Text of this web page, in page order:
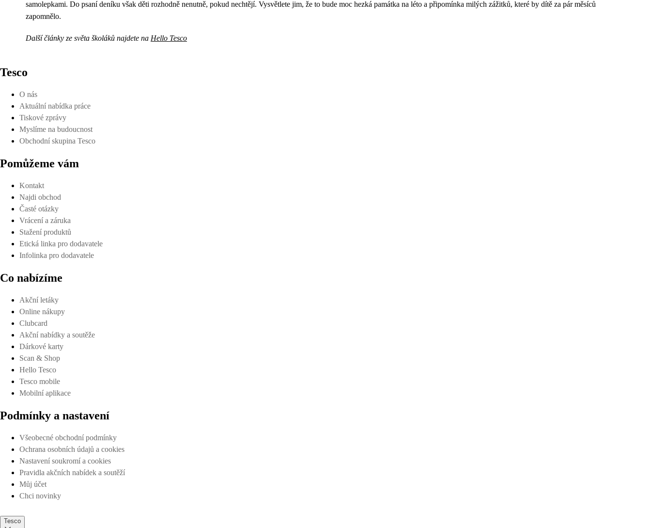
samolepkami. Do psaní deníku však děti rozhodně nenutně, pokud nechtějí. Vysvětlete jim, že to bude moc hezká památka na léto a připomínka milých zážitků, které by dítě za pár měsíců
zapomnělo.
Další články ze světa školáků najdete na Hello Tesco
Tesco
O nás
Aktuální nabídka práce
Tiskové zprávy
Myslíme na budoucnost
Obchodní skupina Tesco
Pomůžeme vám
Kontakt
Najdi obchod
Časté otázky
Vrácení a záruka
Stažení produktů
Etická linka pro dodavatele
Infolinka pro dodavatele
Co nabízíme
Akční letáky
Online nákupy
Clubcard
Akční nabídky a soutěže
Dárkové karty
Scan & Shop
Hello Tesco
Tesco mobile
Mobilní aplikace
Podmínky a nastavení
Všeobecné obchodní podmínky
Ochrana osobních údajů a cookies
Nastavení soukromí a cookies
Pravidla akčních nabídek a soutěží
Můj účet
Chci novinky
Tesco